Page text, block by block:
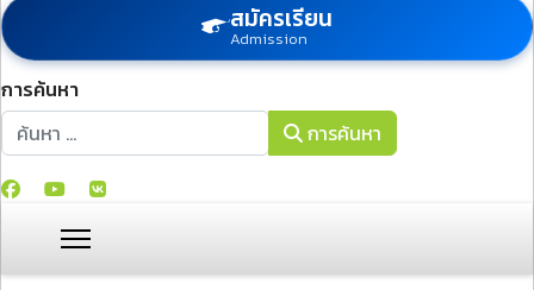
สมัครเรียน
Admission
การค้นหา
การค้นหา
การค้นหา